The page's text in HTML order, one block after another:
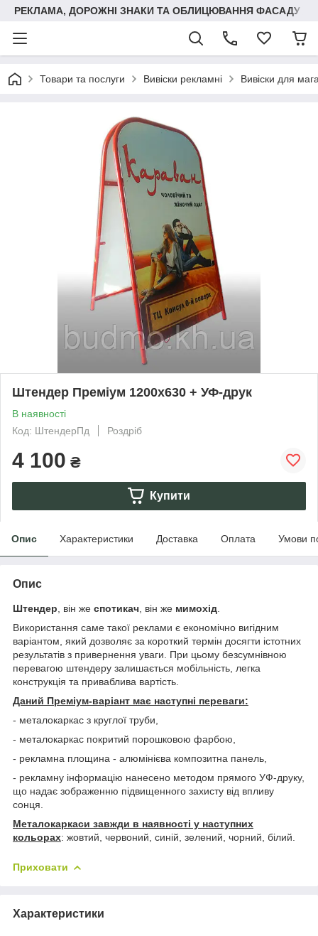
РЕКЛАМА, ДОРОЖНІ ЗНАКИ ТА ОБЛИЦЮВАННЯ ФАСАДУ
Товари та послуги Вивіски рекламні Вивіски для
Штендер Преміум 1200х630 + УФ-друк
В наявності
Код: ШтендерПд
Роздріб
4 100 ₴
Купити
Опис Характеристики Доставка Оплата Умови
Опис
Штендер , він же спотикач , він же мимохід
Використання саме такої реклами є економічно вигідним
варіантом, який дозволяє за короткий термін досягти істотних
результатів з привернення уваги. При цьому безсумнівною
перевагою штендеру залишається мобільність, легка
конструкція та приваблива вартість.
Даний Преміум-варіант має наступні переваги:
- металокаркас з круглої труби,
- металокаркас покритий порошковою фарбою,
- рекламна площина - алюмінієва композитна панель,
- рекламну інформацію нанесено методом прямого УФ-друку,
що надає зображенню підвищенного захисту від впливу
сонця.
Металокаркаси завжди в наявності у наступних
кольорах: жовтий, червоний, синій, зелений, чорний, білий.
Приховати
Характеристики